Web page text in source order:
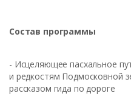
Состав программы
- Исцеляющее пасхальное
и редкостям Подмосковной
рассказом гида по дороге